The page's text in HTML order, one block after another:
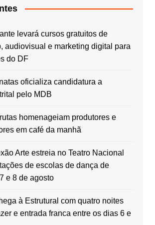
levará cursos gratuitos de
audiovisual e marketing digital para
do DF
oficializa candidatura a
pelo MDB
homenageiam produtores e
em café da manhã
Arte estreia no Teatro Nacional
de escolas de dança de
e 8 de agosto
à Estrutural com quatro noites
e entrada franca entre os dias 6 e